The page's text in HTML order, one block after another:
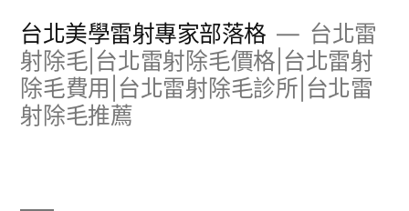
台北美學雷射專家部落格
台北雷
射除毛|台北雷射除毛價格|台北雷射
除毛費用|台北雷射除毛診所|台北雷
射除毛推薦